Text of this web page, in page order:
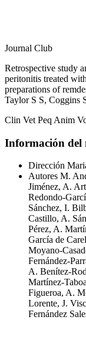
Journal Club
Retrospective study
peritonitis treated
preparations of
Taylor S S, Coggins
Clin Vet Peq Anim
Información del
Dirección
Autores M.
Jiménez, A.
Redondo-
Sánchez, I.
Castillo, A.
Pérez, A.
García de
Moyano-
Fernández-
A. Benítez-
Martínez-
Figueroa, A.
Lorente, J.
Fernández